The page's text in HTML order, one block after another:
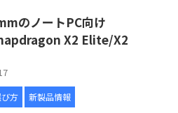
のノートPC向け
X2 Elite/X2
方 新製品情報